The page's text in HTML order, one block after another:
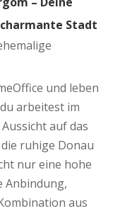
Stadt
und leben
arbeitest im
auf das
ruhige Donau
nur eine hohe
Anbindung,
aus